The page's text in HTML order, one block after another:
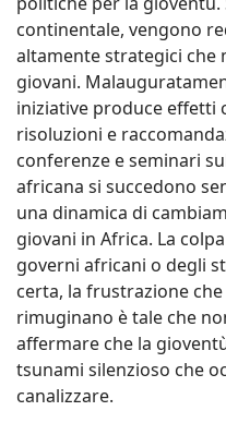
continentale, vengono
altamente strategici che
giovani.
iniziative produce effetti
risoluzioni e
conferenze e seminari
africana si succedono
una dinamica di
giovani in Africa. La
governi africani o degli
certa, la frustrazione
rimuginano è tale che
affermare che la
tsunami silenzioso che
canalizzare.